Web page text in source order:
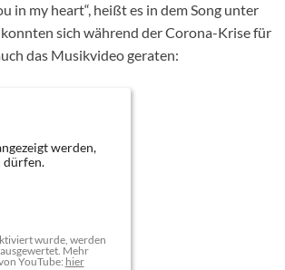
in my heart“, heißt es in dem Song unter
sich während der Corona-Krise für
das Musikvideo geraten:
werden,
dürfen.
wurde, werden
Mehr
YouTube: hier